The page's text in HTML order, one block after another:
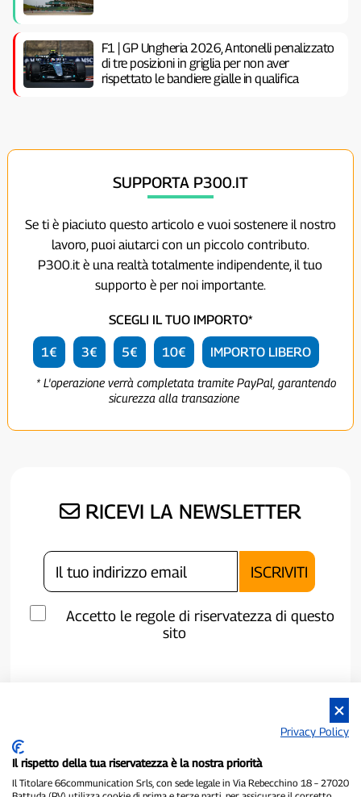
F1 | GP Ungheria 2026, Antonelli penalizzato
di tre posizioni in griglia per non aver
rispettato le bandiere gialle in qualifica
SUPPORTA P300.IT
Se ti è piaciuto questo articolo e vuoi sostenere il nostro
lavoro, puoi aiutarci con un piccolo contributo.
P300.it è una realtà totalmente indipendente, il tuo
supporto è per noi importante.
SCEGLI IL TUO IMPORTO*
1€ 3€ 5€ 10€ IMPORTO LIBERO
* L'operazione verrà completata tramite PayPal, garantendo
sicurezza alla transazione
RICEVI LA NEWSLETTER
Accetto le regole di riservatezza di questo
sito
Privacy Policy
Il rispetto della tua riservatezza è la nostra priorità
Il Titolare 66communication Srls, con sede legale in Via Rebecchino 18 – 27020